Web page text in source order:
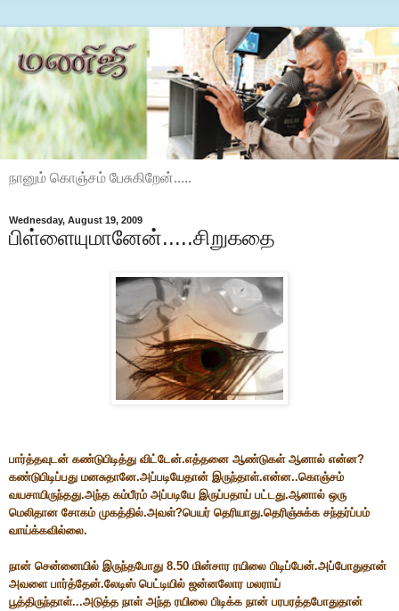
நானும் கொஞ்சம் பேசுகிறேன்.....
Wednesday, August 19, 2009
பிள்ளையுமானேன்.....சிறுகதை
பார்த்தவுடன் கண்டுபிடித்து விட்டேன்.எத்தனை ஆண்டுகள் ஆனால் என்ன?
கண்டுபிடிப்பது மனசுதானே.அப்படியேதான் இருந்தாள்.என்ன..கொஞ்சம்
வயசாயிருந்தது.அந்த கம்பீரம் அப்படியே இருப்பதாய் பட்டது.ஆனால் ஒரு
மெலிதான சோகம் முகத்தில்.அவள்?பெயர் தெரியாது.தெரிஞ்சுக்க சந்தர்ப்பம்
வாய்க்கவில்லை.
நான் சென்னையில் இருந்தபோது 8.50 மின்சார ரயிலை பிடிப்பேன்.அப்போதுதான்
அவளை பார்த்தேன்.லேடிஸ் பெட்டியில் ஜன்னலோர மலராய்
பூத்திருந்தாள்...அடுத்த நாள் அந்த ரயிலை பிடிக்க நான் பரபரத்தபோதுதான்